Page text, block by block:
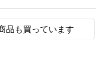
品も買っています